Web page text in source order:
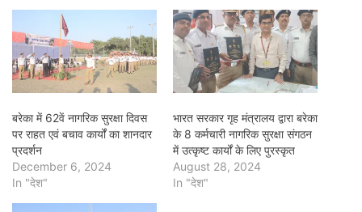
बरेका में 62वें नागरिक सुरक्षा दिवस
पर राहत एवं बचाव कार्यों का शानदार
प्रदर्शन
December 6, 2024
In "देश"
भारत सरकार गृह मंत्रालय द्वारा बरेका
के 8 कर्मचारी नागरिक सुरक्षा संगठन
में उत्कृष्ट कार्यों के लिए पुरस्कृत
August 28, 2024
In "देश"